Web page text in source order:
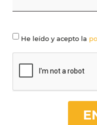
He leído y acepto la